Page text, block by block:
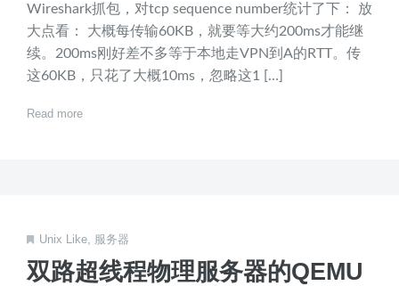
Wireshark抓包，对tcp sequence number统计了下： 放
大点看： 大概每传输60KB，就要等大约200ms才能继
续。200ms刚好差不多等于本地走VPN到A的RTT。传
这60KB，只花了大概10ms，忽略这1 […]
Read more
Unix Like 服务器
双路超线程物理服务器的QEMU